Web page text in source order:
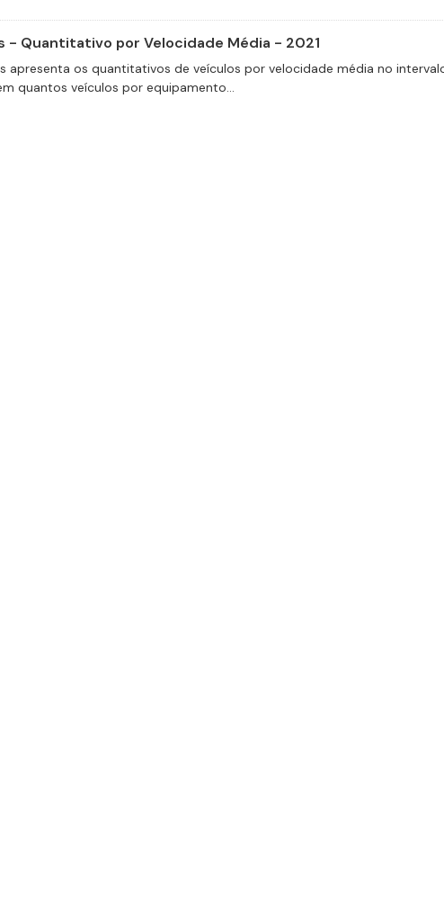
- Quantitativo por Velocidade Média - 2021
apresenta os quantitativos de veículos por velocidade média no
quantos veículos por equipamento...